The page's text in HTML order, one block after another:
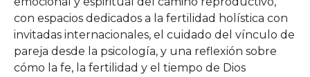
con espacios dedicados a la fertilidad holística con
invitadas internacionales, el cuidado del vínculo de
pareja desde la psicología, y una reflexión sobre
cómo la fe, la fertilidad y el tiempo de Dios